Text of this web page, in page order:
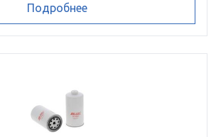
Подробнее